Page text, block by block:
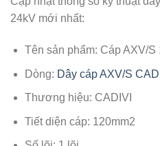
24kV mới nhất:
Tên sản phẩm: Cáp AXV/
Dòng: Dây cáp AXV/S
Thương hiệu: CADIVI
Tiết diện cáp: 120mm2